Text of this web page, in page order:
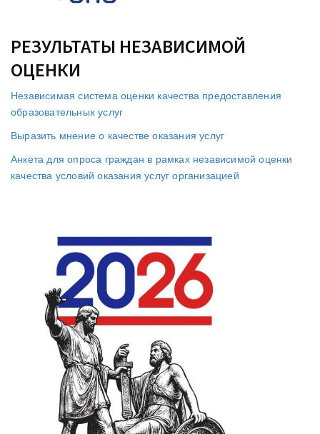
РЕЗУЛЬТАТЫ НЕЗАВИСИМОЙ
ОЦЕНКИ
Независимая система оценки качества предоставления
образовательных услуг
Выразить мнение о качестве оказания услуг
Анкета для опроса граждан в рамках независимой оценки
качества условий оказания услуг организацией